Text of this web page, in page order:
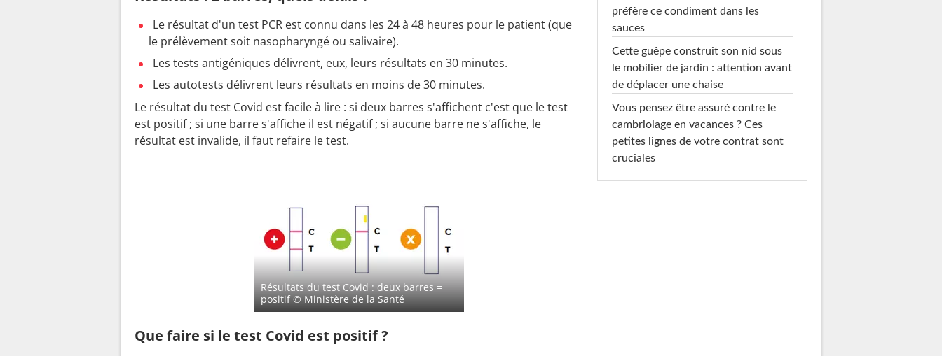
Le résultat d'un test PCR est connu dans les 24 à 48 heures pour le patient (que
le prélèvement soit nasopharyngé ou salivaire).
Les tests antigéniques délivrent, eux, leurs résultats en 30 minutes.
Les autotests délivrent leurs résultats en moins de 30 minutes.
Le résultat du test Covid est facile à lire : si deux barres s'affichent c'est que le test
est positif ; si une barre s'affiche il est négatif ; si aucune barre ne s'affiche, le
résultat est invalide, il faut refaire le test.
Résultats du test Covid : deux barres =
positif© Ministère de la Santé
Que faire si le test Covid est positif ?
préfère ce condiment dans les
sauces
Cette guêpe construit son nid sous
le mobilier de jardin : attention avant
de déplacer une chaise
Vous pensez être assuré contre le
cambriolage en vacances ? Ces
petites lignes de votre contrat sont
cruciales